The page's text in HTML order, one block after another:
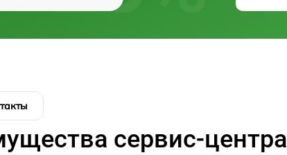
сервис-центра